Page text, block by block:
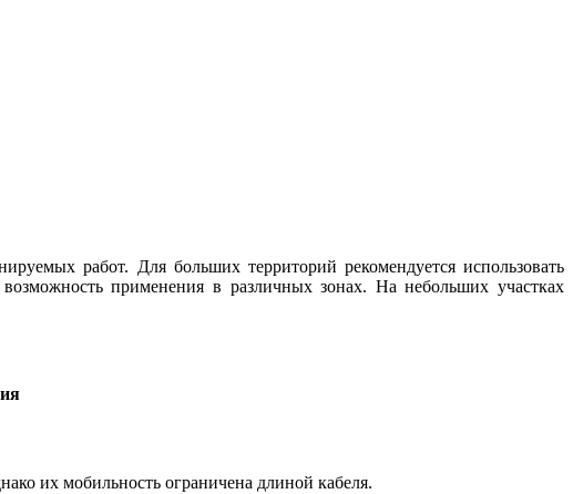
работ. Для больших территорий рекомендуется использовать
применения в различных зонах. На небольших участках
их мобильность ограничена длиной кабеля.